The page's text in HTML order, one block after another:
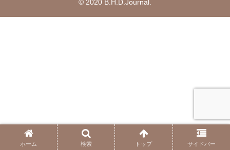
© 2020 B.H.D.Journal.
ホーム 検索 トップ サイドバー